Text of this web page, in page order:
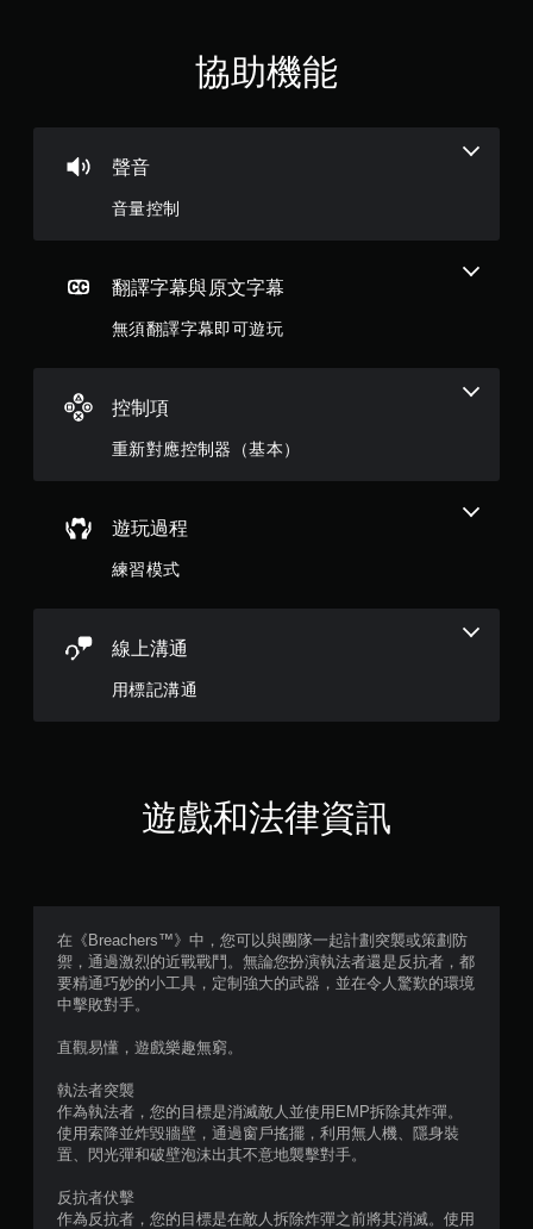
滿
5
顆
）
評
協助機能
聲音
音量控制
翻譯字幕與原文字幕
無須翻譯字幕即可遊玩
控制項
重新對應控制器（基本）
遊玩過程
練習模式
線上溝通
用標記溝通
遊戲和法律資訊
在《Breachers™》中，您可以與團隊一起計劃突襲或策劃防
禦，通過激烈的近戰戰鬥。無論您扮演執法者還是反抗者，都
要精通巧妙的小工具，定制強大的武器，並在令人驚歎的環境
中擊敗對手。
直觀易懂，遊戲樂趣無窮。
執法者突襲
作為執法者，您的目標是消滅敵人並使用EMP拆除其炸彈。
使用索降並炸毀牆壁，通過窗戶搖擺，利用無人機、隱身裝
置、閃光彈和破壁泡沫出其不意地襲擊對手。
反抗者伏擊
作為反抗者，您的目標是在敵人拆除炸彈之前將其消滅。使用